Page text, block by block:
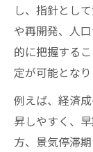
し、指針とし
や再開発、人
的に把握する
定が可能となり
例えば、経済
昇しやすく、
方、景気停滞